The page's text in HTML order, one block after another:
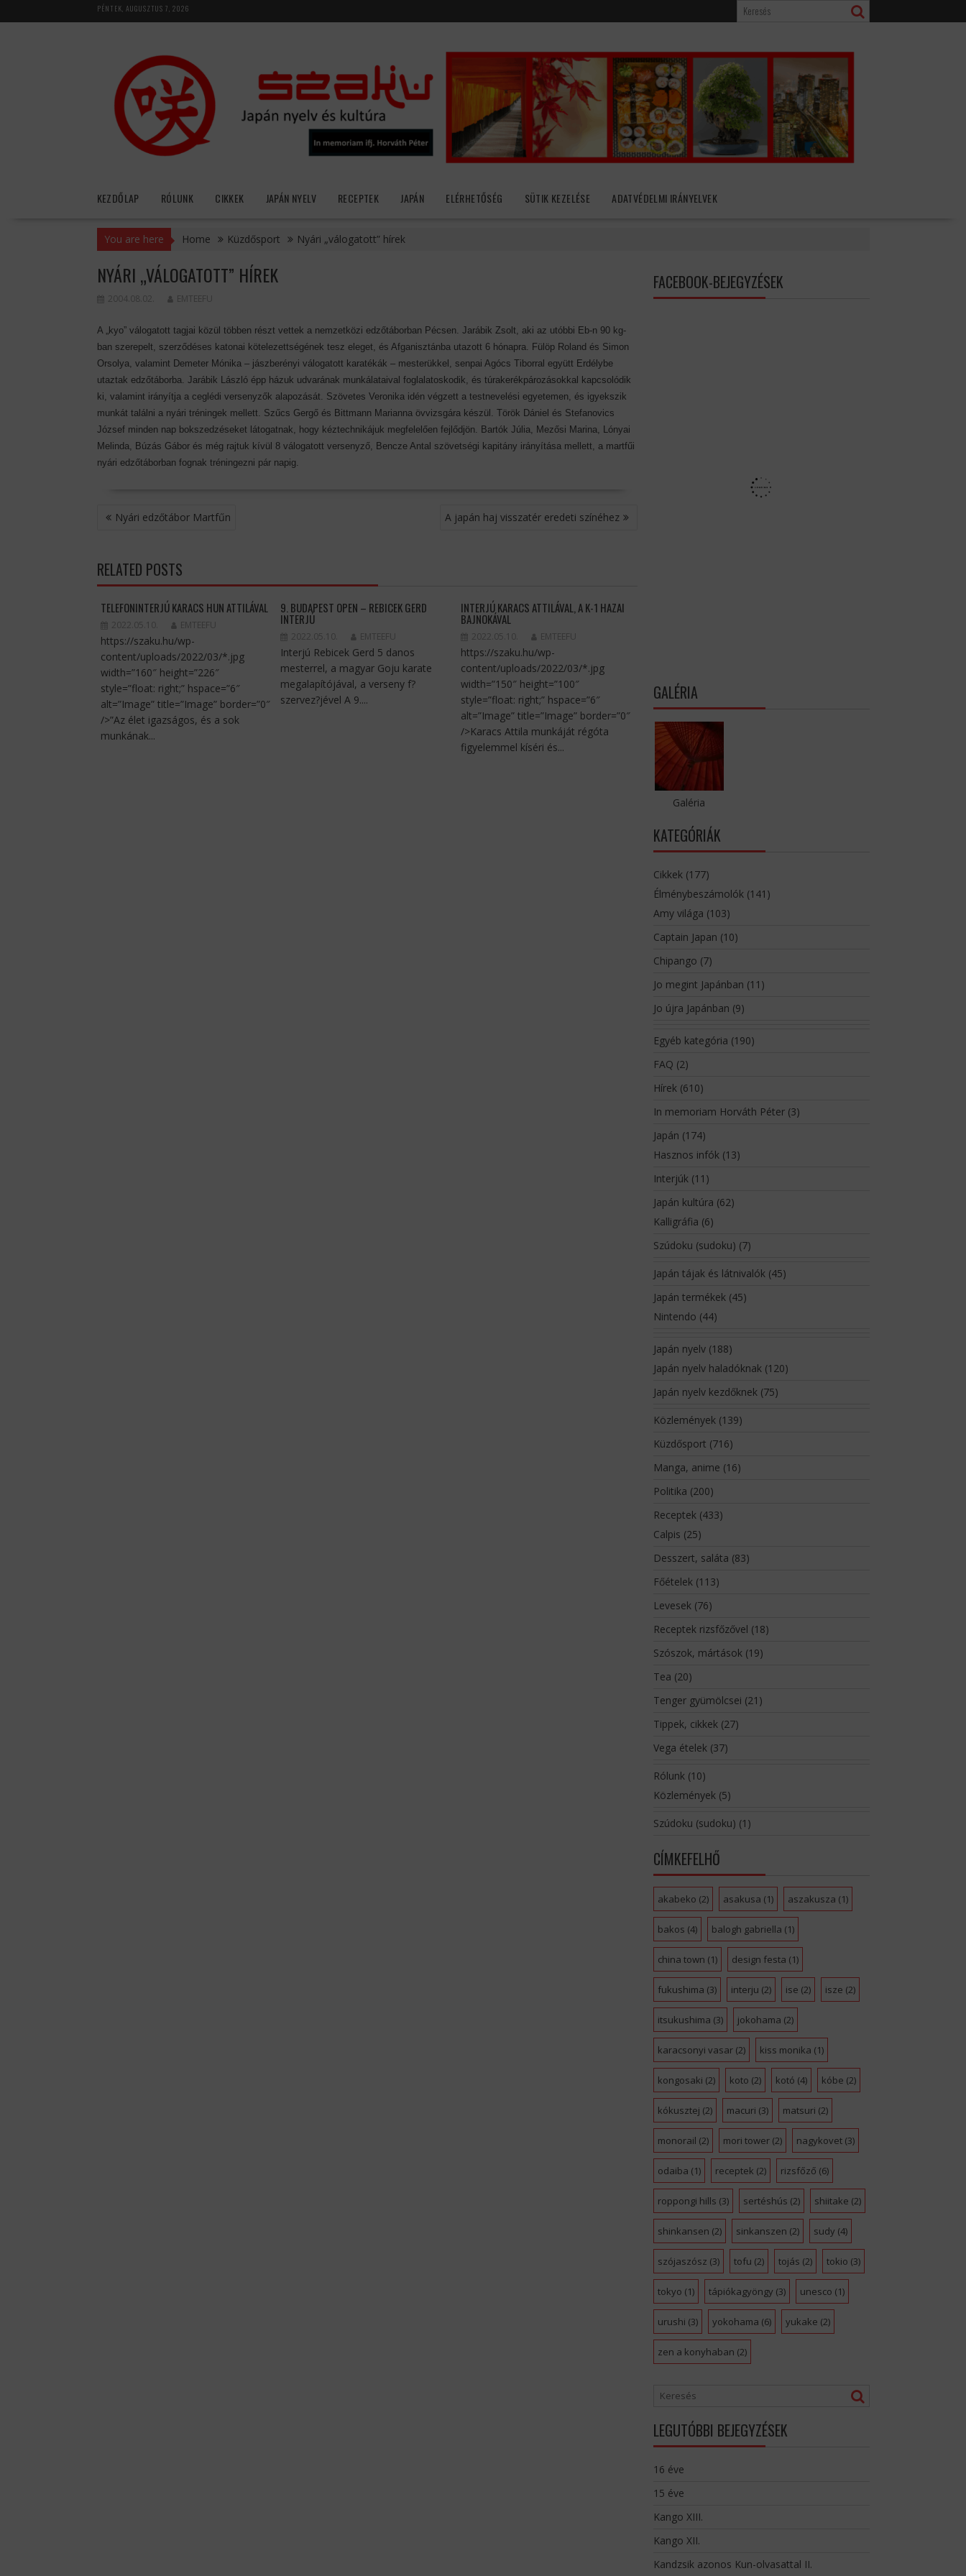
to
PÉNTEK, AUGUSZTUS 7, 2026
KEZDŐLAP RÓLUNK CIKKEK JAPÁN NYELV RECEPTEK JAPÁN ELÉRHETŐSÉG SÜTIK KEZELÉSE ADATVÉDELMI IRÁNYELVEK
You are here Home Küzdősport Nyári „válogatott” hírek
NYÁRI „VÁLOGATOTT” HÍREK
2004.08.02. EMTEEFU
A „kyo” válogatott tagjai közül többen részt vettek a nemzetközi edzőtáborban Pécsen. Jarábik Zsolt, aki az utóbbi Eb-n 90 kg-
ban szerepelt, szerződéses katonai kötelezettségének tesz eleget, és Afganisztánba utazott 6 hónapra. Fülöp Roland és Simon
Orsolya, valamint Demeter Mónika – jászberényi válogatott karatékák – mesterükkel, senpai Agócs Tiborral együtt Erdélybe
utaztak edzőtáborba. Jarábik László épp házuk udvarának munkálataival foglalatoskodik, és túrakerékpározásokkal kapcsolódik
ki, valamint irányítja a ceglédi versenyzők alapozását. Szövetes Veronika idén végzett a testnevelési egyetemen, és igyekszik
munkát találni a nyári tréningek mellett. Szűcs Gergő és Bittmann Marianna övvizsgára készül. Török Dániel és Stefanovics
József minden nap bokszedzéseket látogatnak, hogy kéztechnikájuk megfelelően fejlődjön. Bartók Júlia, Mezősi Marina, Lónyai
Melinda, Búzás Gábor és még rajtuk kívül 8 válogatott versenyző, Bencze Antal szövetségi kapitány irányítása mellett, a martfűi
nyári edzőtáborban fognak tréningezni pár napig.
BEJEGYZÉS
NAVIGÁCIÓ
Nyári edzőtábor Martfűn A japán haj visszatér eredeti színéhez
RELATED POSTS
TELEFONINTERJÚ KARACS HUN ATTILÁVAL
2022.05.10. EMTEEFU
https://szaku.hu/wp-
content/uploads/2022/03/*.jpg
width=”160″ height=”226″
style=”float: right;” hspace=”6″
alt=”Image” title=”Image” border=”0″
/>”Az élet igazságos, és a sok
munkának...
9. BUDAPEST OPEN – REBICEK GERD
INTERJÚ
2022.05.10. EMTEEFU
Interjú Rebicek Gerd 5 danos
mesterrel, a magyar Goju karate
megalapítójával, a verseny f?
szervez?jével A 9....
INTERJÚ KARACS ATTILÁVAL, A K-1 HAZAI
BAJNOKÁVAL
2022.05.10. EMTEEFU
https://szaku.hu/wp-
content/uploads/2022/03/*.jpg
width=”150″ height=”100″
style=”float: right;” hspace=”6″
alt=”Image” title=”Image” border=”0″
/>Karacs Attila munkáját régóta
figyelemmel kíséri és...
FACEBOOK-BEJEGYZÉSEK
GALÉRIA
Galéria
KATEGÓRIÁK
Cikkek(177)
Élménybeszámolók(141)
Amy világa (103)
Captain Japan (10)
Chipango (7)
Jo megint Japánban (11)
Jo újra Japánban (9)
Egyéb kategória (190)
FAQ (2)
Hírek(610)
In memoriam Horváth Péter(3)
Japán (174)
Hasznos infók(13)
Interjúk(11)
Japán kultúra (62)
Kalligráfia (6)
Szúdoku (sudoku) (7)
Japán tájak és látnivalók(45)
Japán termékek(45)
Nintendo (44)
Japán nyelv(188)
Japán nyelv haladóknak(120)
Japán nyelv kezdőknek(75)
Közlemények(139)
Küzdősport (716)
Manga, anime (16)
Politika (200)
Receptek(433)
Calpis (25)
Desszert, saláta (83)
Főételek(113)
Levesek(76)
Receptek rizsfőzővel (18)
Szószok, mártások(19)
Tea (20)
Tenger gyümölcsei (21)
Tippek, cikkek(27)
Vega ételek(37)
Rólunk(10)
Közlemények(5)
Szúdoku (sudoku) (1)
CÍMKEFELHŐ
akabeko (2) asakusa (1) aszakusza (1)
bakos (4) balogh gabriella (1)
china town (1) design festa (1)
fukushima (3) interju (2) ise (2) isze (2)
itsukushima (3) jokohama (2)
karacsonyi vasar(2) kiss monika (1)
kongosaki (2) koto (2) kotó (4) kóbe (2)
kókusztej (2) macuri (3) matsuri (2)
monorail (2) mori tower(2) nagykovet(3)
odaiba (1) receptek (2) rizsfőző (6)
roppongi hills (3) sertéshús (2) shiitake (2)
shinkansen (2) sinkanszen (2) sudy (4)
szójaszósz (3) tofu (2) tojás (2) tokio (3)
tokyo (1) tápiókagyöngy (3) unesco (1)
urushi (3) yokohama (6) yukake (2)
zen a konyhaban (2)
LEGUTÓBBI BEJEGYZÉSEK
16 éve
15 éve
Kango XIII.
Kango XII.
Kandzsik azonos Kun-olvasattal II.